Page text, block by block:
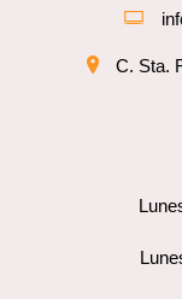
C. Sta.